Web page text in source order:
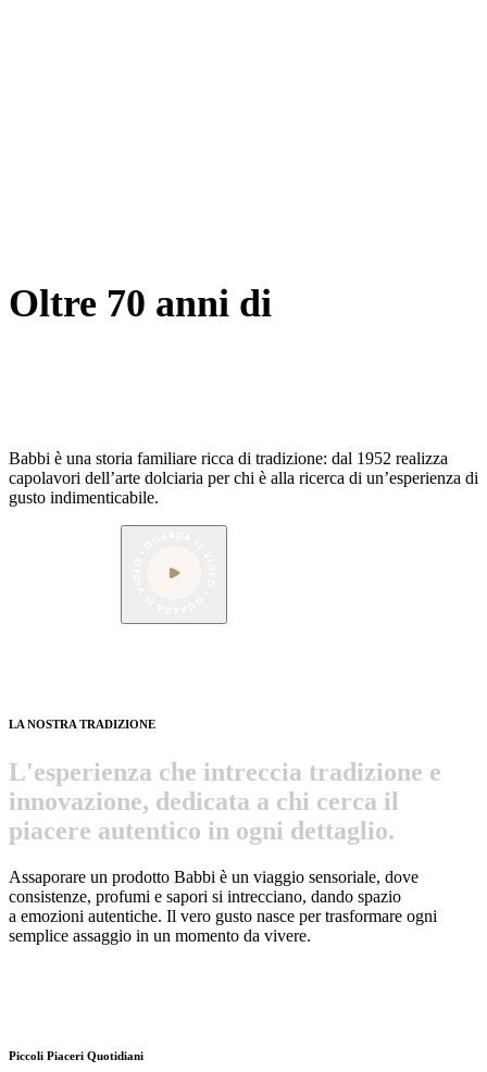
Babbi è una storia familiare ricca di tradizione: dal 1952 realizza
capolavori dell’arte dolciaria per chi è alla ricerca di un’esperienza di
gusto indimenticabile.
LA NOSTRA TRADIZIONE
L'esperienza che intreccia tradizione e
innovazione, dedicata a chi cerca il
piacere autentico in ogni dettaglio.
Assaporare un prodotto Babbi è un viaggio sensoriale, dove
consistenze, profumi e sapori si intrecciano, dando spazio
a emozioni autentiche. Il vero gusto nasce per trasformare ogni
semplice assaggio in un momento da vivere.
Piccoli Piaceri Quotidiani